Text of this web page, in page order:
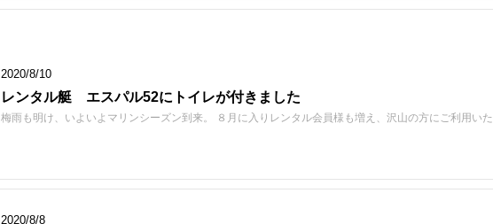
2020/8/10
レンタル艇 エスパル52にトイレが付きました
梅雨も明け、いよいよマリンシーズン到来。 ８月に入りレンタル会員様も増え、沢山の方にご利用い
2020/8/8